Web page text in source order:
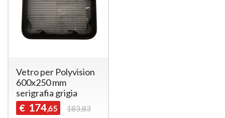
Vetro per Polyvision
600x250 mm
serigrafia grigia
€ 174,65 183,83